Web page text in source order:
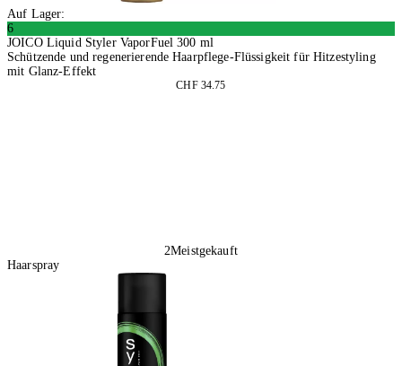
Auf Lager:
6
JOICO Liquid Styler VaporFuel 300 ml
Schützende und regenerierende Haarpflege-Flüssigkeit für Hitzestyling
mit Glanz-Effekt
CHF 34.75
2Meistgekauft
Haarspray